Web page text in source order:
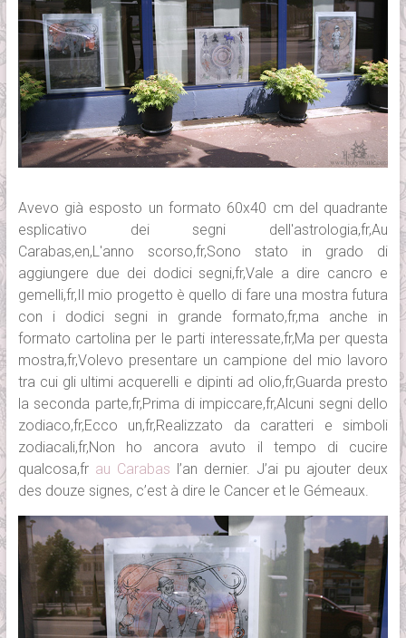
Avevo già esposto un formato 60x40 cm del quadrante
esplicativo dei segni dell'astrologia,fr,Au
Carabas,en,L'anno scorso,fr,Sono stato in grado di
aggiungere due dei dodici segni,fr,Vale a dire cancro e
gemelli,fr,Il mio progetto è quello di fare una mostra futura
con i dodici segni in grande formato,fr,ma anche in
formato cartolina per le parti interessate,fr,Ma per questa
mostra,fr,Volevo presentare un campione del mio lavoro
tra cui gli ultimi acquerelli e dipinti ad olio,fr,Guarda presto
la seconda parte,fr,Prima di impiccare,fr,Alcuni segni dello
zodiaco,fr,Ecco un,fr,Realizzato da caratteri e simboli
zodiacali,fr,Non ho ancora avuto il tempo di cucire
qualcosa,fr au Carabas l’an dernier. J’ai pu ajouter deux
des douze signes, c’est à dire le Cancer et le Gémeaux.